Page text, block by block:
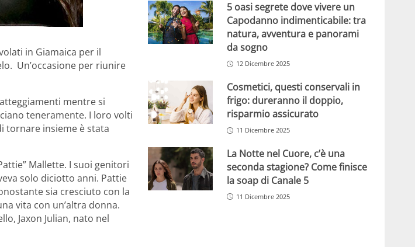
in Giamaica per il
Un’occasione per riunire
mentre si
teneramente. I loro volti
tornare insieme è stata
Mallette. I suoi genitori
solo diciotto anni. Pattie
sia cresciuto con la
vita con un’altra donna.
Jaxon Julian, nato nel
5 oasi segrete dove vivere un
Capodanno indimenticabile: tra
natura, avventura e panorami
da sogno
12 Dicembre 2025
Cosmetici, questi conservali in
frigo: dureranno il doppio,
risparmio assicurato
11 Dicembre 2025
La Notte nel Cuore, c’è una
seconda stagione? Come finisce
la soap di Canale 5
11 Dicembre 2025